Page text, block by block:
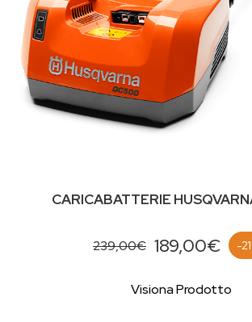
CARICABATTERIE
239,00€ 189,00€ -
Visiona Prodotto